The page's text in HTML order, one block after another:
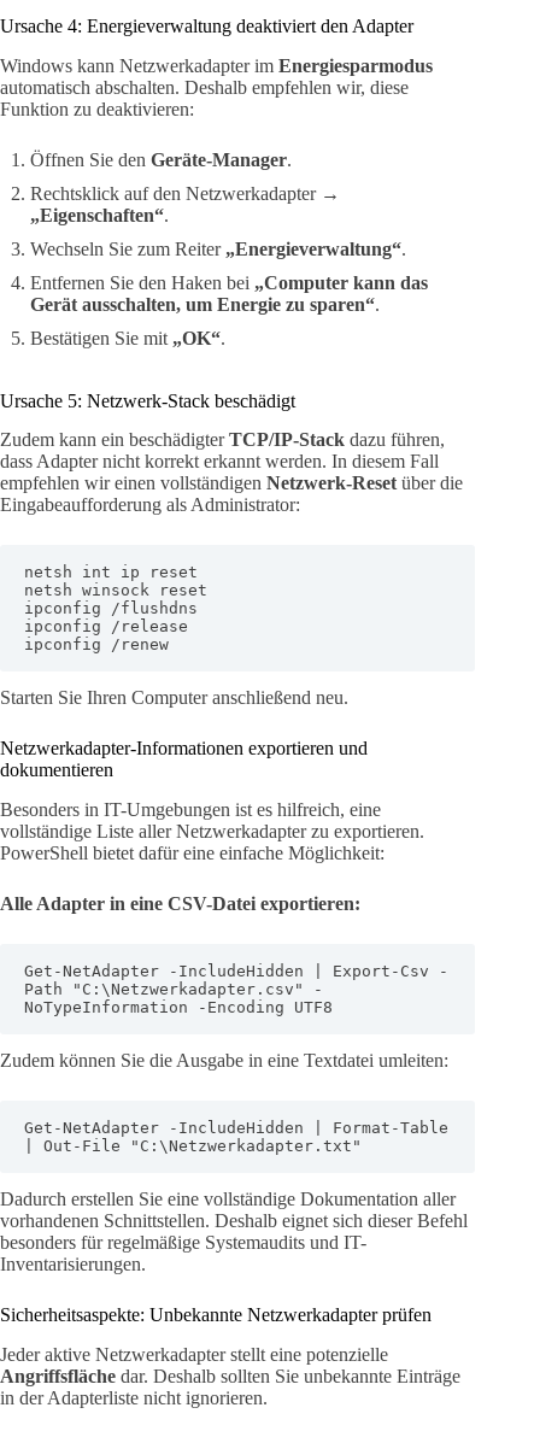
Ursache 4: Energieverwaltung deaktiviert den Adapter
Windows kann Netzwerkadapter im Energiesparmodus
automatisch abschalten. Deshalb empfehlen wir, diese
Funktion zu deaktivieren:
Öffnen Sie den Geräte-Manager.
Rechtsklick auf den Netzwerkadapter →
„Eigenschaften“.
Wechseln Sie zum Reiter „Energieverwaltung“.
Entfernen Sie den Haken bei „Computer kann das
Gerät ausschalten, um Energie zu sparen“.
Bestätigen Sie mit „OK“.
Ursache 5: Netzwerk-Stack beschädigt
Zudem kann ein beschädigterTCP/IP-Stack dazu führen,
dass Adapter nicht korrekt erkannt werden. In diesem Fall
empfehlen wir einen vollständigen Netzwerk-Resetüber die
Eingabeaufforderung als Administrator:
netsh int ip reset
netsh winsock reset
ipconfig /flushdns
ipconfig /release
ipconfig /renew
Starten Sie Ihren Computer anschließend neu.
Netzwerkadapter-Informationen exportieren und
dokumentieren
Besonders in IT-Umgebungen ist es hilfreich, eine
vollständige Liste aller Netzwerkadapter zu exportieren.
PowerShell bietet dafür eine einfache Möglichkeit:
Alle Adapter in eine CSV-Datei exportieren:
Get-NetAdapter -IncludeHidden | Export-Csv -
Path "C:\Netzwerkadapter.csv" -
NoTypeInformation -Encoding UTF8
Zudem können Sie die Ausgabe in eine Textdatei umleiten:
Get-NetAdapter -IncludeHidden | Format-Table
| Out-File "C:\Netzwerkadapter.txt"
Dadurch erstellen Sie eine vollständige Dokumentation aller
vorhandenen Schnittstellen. Deshalb eignet sich dieser Befehl
besonders für regelmäßige Systemaudits und IT-
Inventarisierungen.
Sicherheitsaspekte: Unbekannte Netzwerkadapter prüfen
Jeder aktive Netzwerkadapter stellt eine potenzielle
Angriffsfläche dar. Deshalb sollten Sie unbekannte Einträge
in der Adapterliste nicht ignorieren.